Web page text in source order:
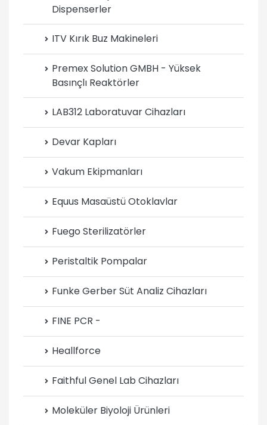
Dispenserler
ITV Kırık Buz Makineleri
Premex Solution GMBH - Yüksek
Basınçlı Reaktörler
LAB312 Laboratuvar Cihazları
Devar Kapları
Vakum Ekipmanları
Equus Masaüstü Otoklavlar
Fuego Sterilizatörler
Peristaltik Pompalar
Funke Gerber Süt Analiz Cihazları
FINE PCR -
Heallforce
Faithful Genel Lab Cihazları
Moleküler Biyoloji Ürünleri